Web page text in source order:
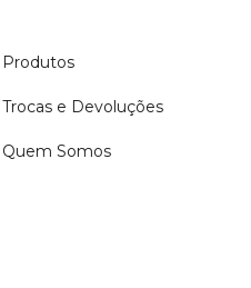
Produtos
Trocas e Devoluções
Quem Somos